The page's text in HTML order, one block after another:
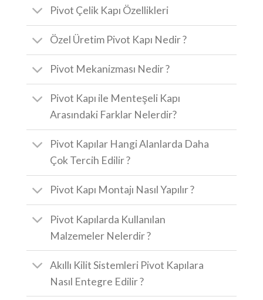
Pivot Çelik Kapı Özellikleri
Özel Üretim Pivot Kapı Nedir ?
Pivot Mekanizması Nedir ?
Pivot Kapı ile Menteşeli Kapı
Arasındaki Farklar Nelerdir?
Pivot Kapılar Hangi Alanlarda Daha
Çok Tercih Edilir ?
Pivot Kapı Montajı Nasıl Yapılır ?
Pivot Kapılarda Kullanılan
Malzemeler Nelerdir ?
Akıllı Kilit Sistemleri Pivot Kapılara
Nasıl Entegre Edilir ?